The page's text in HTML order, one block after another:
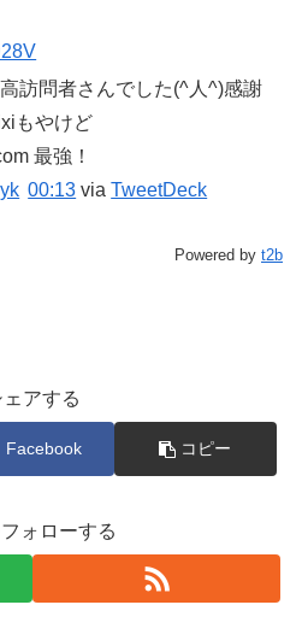
訪問者さんでした(^人^)感謝
もやけど
最強！
00:13 viaTweetDeck
Powered by t2b
ェアする
Facebook コピー
ォローする